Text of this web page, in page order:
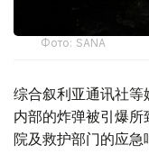
Фото: SANA
综合叙利亚通讯社
内部的炸弹被引爆
院及救护部门的应急